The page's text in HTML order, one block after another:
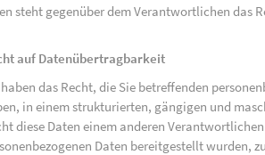
steht gegenüber dem Verantwortlichen das
auf Datenübertragbarkeit
haben das Recht, die Sie betreffenden
in einem strukturierten, gängigen und
diese Daten einem anderen
Daten bereitgestellt wurden,